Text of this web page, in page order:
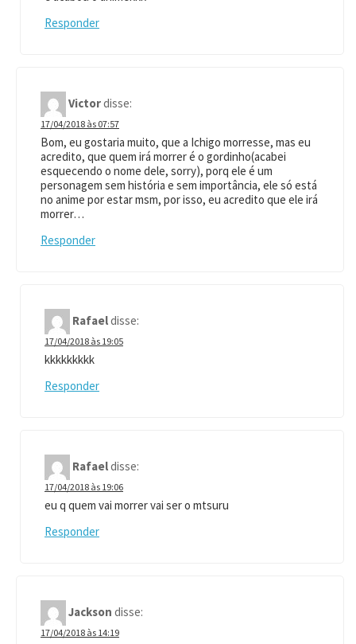
Responder
Victordisse:
17/04/2018 às 07:57
Bom, eu gostaria muito, que a Ichigo morresse, mas eu
acredito, que quem irá morrer é o gordinho(acabei
esquecendo o nome dele, sorry), porq ele é um
personagem sem história e sem importância, ele só está
no anime por estar msm, por isso, eu acredito que ele irá
morrer…
Responder
Rafaeldisse:
17/04/2018 às 19:05
kkkkkkkkk
Responder
Rafaeldisse:
17/04/2018 às 19:06
eu q quem vai morrer vai ser o mtsuru
Responder
Jackson disse:
17/04/2018 às 14:19